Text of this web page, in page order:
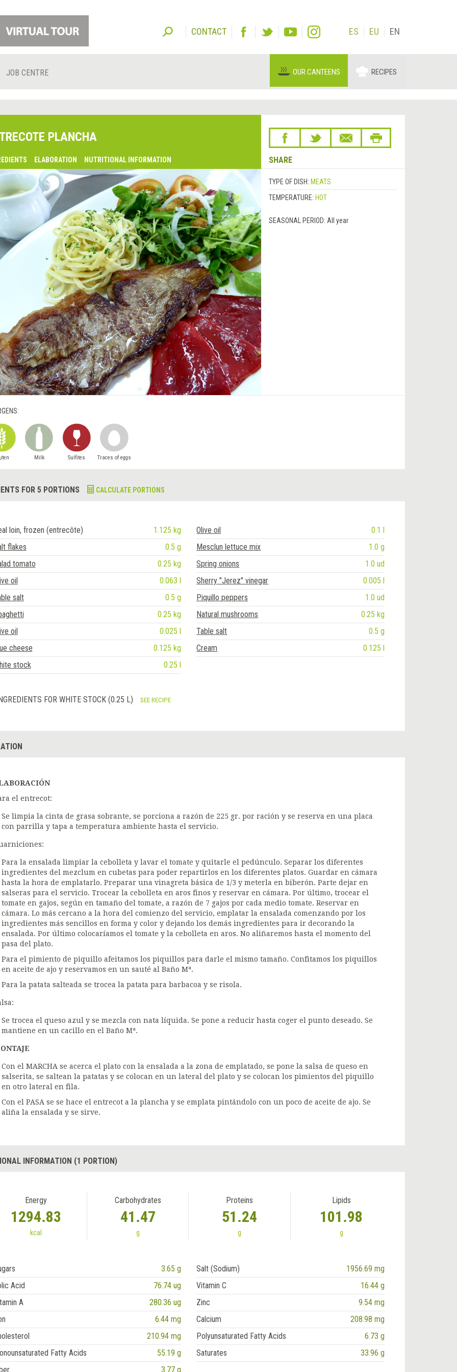
CONTACT ES EU EN
JOB CENTRE OUR CANTEENS RECIPES
PLANCHA
ELABORATION NUTRITIONAL INFORMATION SHARE
TYPE OF DISH: MEATS
TEMPERATURE: HOT
SEASONAL PERIOD: All year
Milk Sulfites Traces of eggs
FOR 5 PORTIONS CALCULATE PORTIONS
loin, frozen (entrecôte) 1.125 kg Olive oil
0.1 l
flakes
0.5 g Mesclun lettuce mix
1.0 g
tomato
0.25 kg Spring onions
1.0 ud
oil
0.063 l Sherry "Jerez" vinegar
0.005 l
salt
0.5 g Piquillo peppers
1.0 ud
0.25 kg Natural mushrooms
0.25 kg
oil
0.025 l Table salt
0.5 g
cheese
0.125 kg Cream
0.125 l
stock
0.25 l
FOR WHITE STOCK (0.25 L) SEE RECIPE
el entrecot:
Se limpia la cinta de grasa sobrante, se porciona a razón de 225 gr. por ración y se reserva en una placa
con parrilla y tapa a temperatura ambiente hasta el servicio.
Para la ensalada limpiar la cebolleta y lavar el tomate y quitarle el pedúnculo. Separar los diferentes
ingredientes del mezclum en cubetas para poder repartirlos en los diferentes platos. Guardar en cámara
hasta la hora de emplatarlo. Preparar una vinagreta básica de 1/3 y meterla en biberón. Parte dejar en
salseras para el servicio. Trocear la cebolleta en aros finos y reservar en cámara. Por último, trocear el
tomate en gajos, según en tamaño del tomate, a razón de 7 gajos por cada medio tomate. Reservar en
cámara. Lo más cercano a la hora del comienzo del servicio, emplatar la ensalada comenzando por los
ingredientes más sencillos en forma y color y dejando los demás ingredientes para ir decorando la
ensalada. Por último colocaríamos el tomate y la cebolleta en aros. No aliñaremos hasta el momento del
pasa del plato.
Para el pimiento de piquillo afeitamos los piquillos para darle el mismo tamaño. Confitamos los piquillos
en aceite de ajo y reservamos en un sauté al Baño Mª.
Para la patata salteada se trocea la patata para barbacoa y se risola.
Se trocea el queso azul y se mezcla con nata líquida. Se pone a reducir hasta coger el punto deseado. Se
mantiene en un cacillo en el Baño Mª.
Con el MARCHA se acerca el plato con la ensalada a la zona de emplatado, se pone la salsa de queso en
salserita, se saltean la patatas y se colocan en un lateral del plato y se colocan los pimientos del piquillo
en otro lateral en fila.
Con el PASA se se hace el entrecot a la plancha y se emplata pintándolo con un poco de aceite de ajo. Se
aliña la ensalada y se sirve.
INFORMATION (1 PORTION)
Energy
1294.83
kcal
Carbohydrates
41.47
g
Proteins
51.24
g
Lipids
101.98
g
3.65 g Salt (Sodium)
1956.69 mg
Acid
76.74 ug Vitamin C
16.44 g
A
280.36 ug Zinc
9.54 mg
6.44 mg Calcium
208.98 mg
210.94 mg Polyunsaturated Fatty Acids
6.73 g
Fatty Acids
55.19 g Saturates
33.96 g
3.77 g